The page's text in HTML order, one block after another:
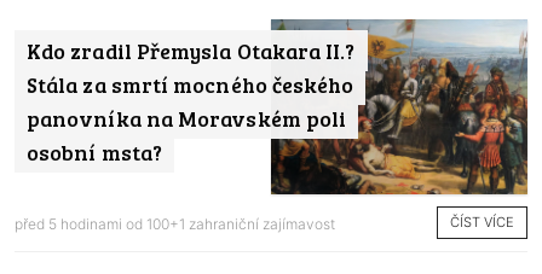
Kdo zradil Přemysla Otakara II.?
Stála za smrtí mocného českého
panovníka na Moravském poli
osobní msta?
před 5 hodinami od 100+1 zahraniční zajímavost ČÍST VÍCE